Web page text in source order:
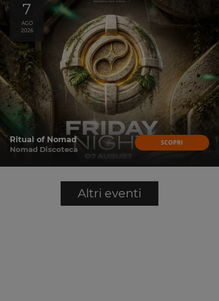
7
AGO
2026
Ritual of Nomad
Nomad Discoteca
SCOPRI
Altri eventi